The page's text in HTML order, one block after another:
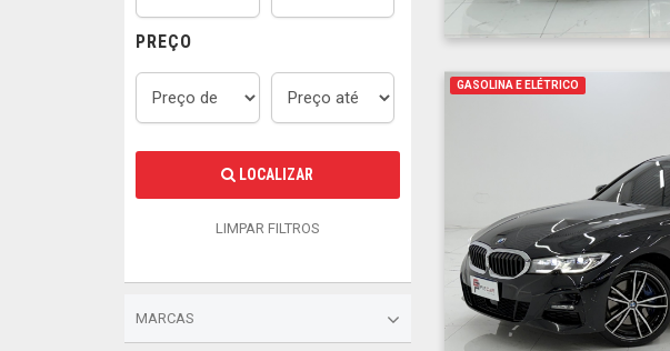
PREÇO
LOCALIZAR
LIMPAR FILTROS
MARCAS
GASOLINA E ELÉTRICO